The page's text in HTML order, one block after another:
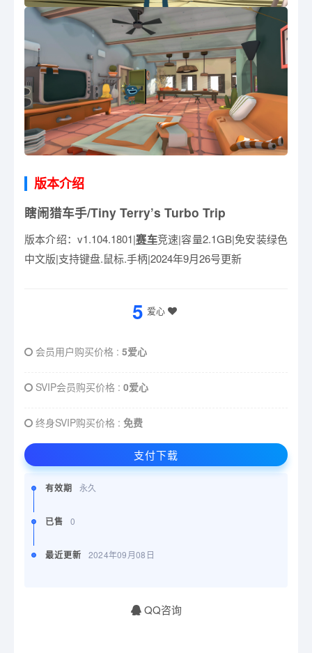
版本介绍
瞎闹猎车手/Tiny Terry’s Turbo Trip
版本介绍：v1.104.1801|赛车竞速|容量2.1GB|免安装绿色
中文版|支持键盘.鼠标.手柄|2024年9月26号更新
5 爱心
会员用户购买价格 : 5爱心
SVIP会员购买价格 : 0爱心
终身SVIP购买价格 : 免费
支付下载
有效期 永久
已售 0
最近更新 2024年09月08日
QQ咨询